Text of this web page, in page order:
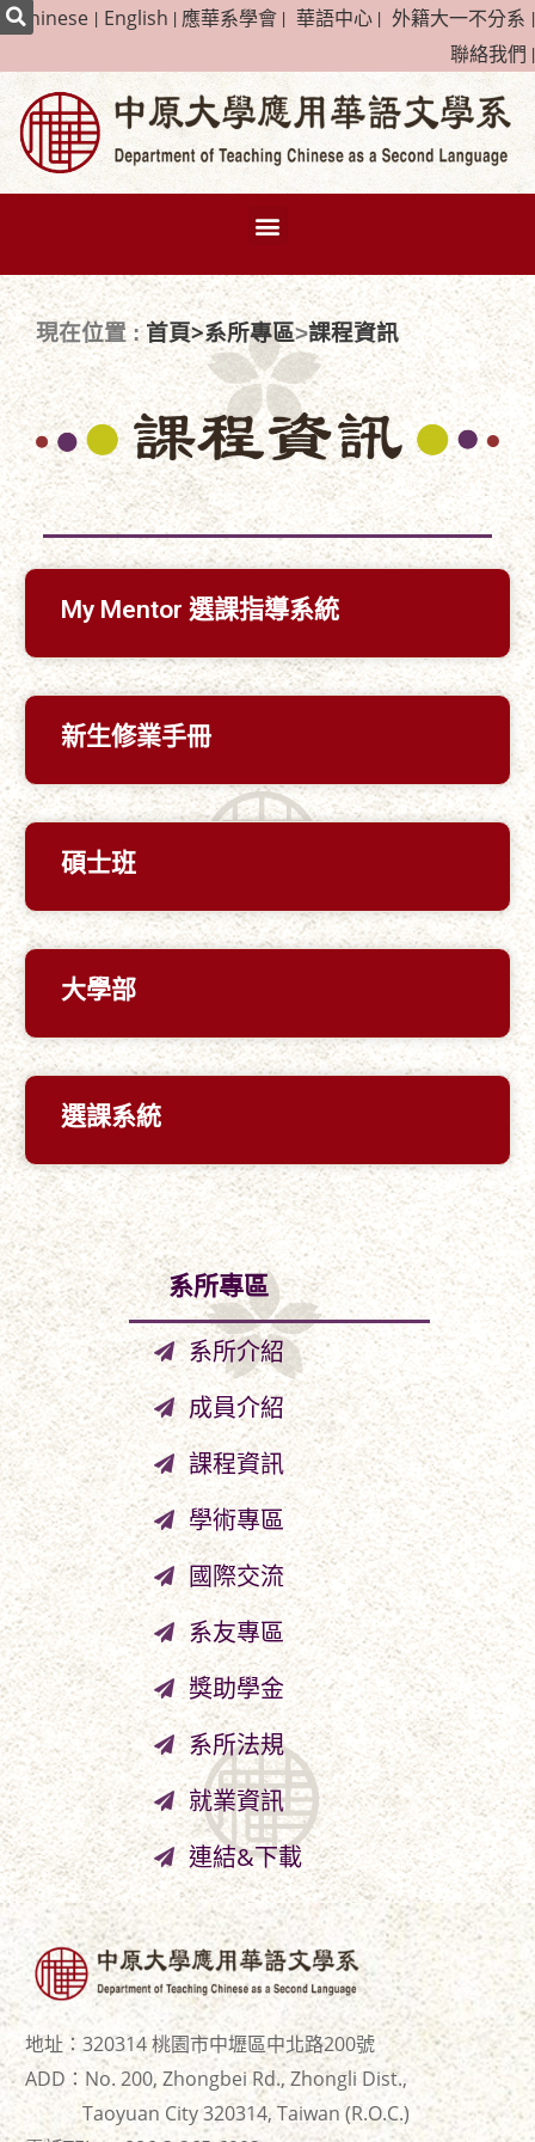
|Chinese | English | 應華系學會 | 華語中心 | 外籍大一不分系 |
聯絡我們 |
現在位置 :首頁>系所專區>課程資訊
My Mentor 選課指導系統
新生修業手冊
碩士班
大學部
選課系統
系所專區
系所介紹
成員介紹
課程資訊
學術專區
國際交流
系友專區
獎助學金
系所法規
就業資訊
連結&下載
地址：320314 桃園市中壢區中北路200號
ADD：No. 200, Zhongbei Rd., Zhongli Dist.,
Taoyuan City 320314, Taiwan (R.O.C.)